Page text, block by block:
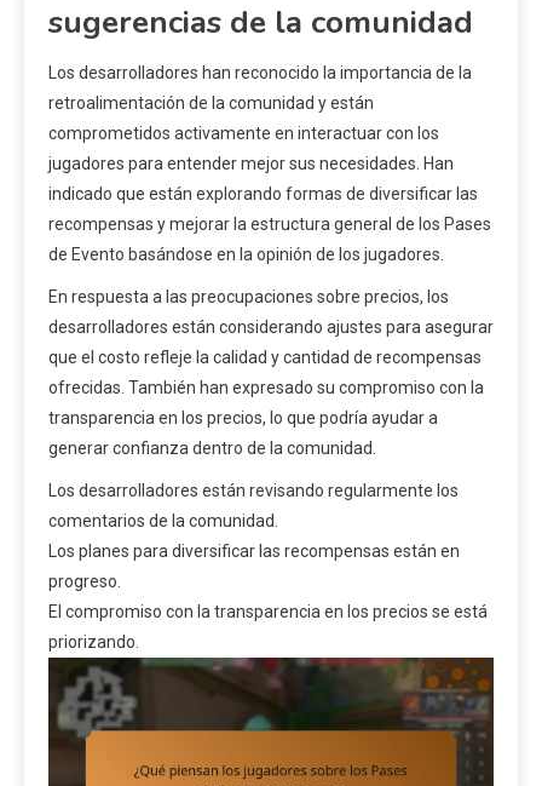
sugerencias de la comunidad
Los desarrolladores han reconocido la importancia de la
retroalimentación de la comunidad y están
comprometidos activamente en interactuar con los
jugadores para entender mejor sus necesidades. Han
indicado que están explorando formas de diversificar las
recompensas y mejorar la estructura general de los Pases
de Evento basándose en la opinión de los jugadores.
En respuesta a las preocupaciones sobre precios, los
desarrolladores están considerando ajustes para asegurar
que el costo refleje la calidad y cantidad de recompensas
ofrecidas. También han expresado su compromiso con la
transparencia en los precios, lo que podría ayudar a
generar confianza dentro de la comunidad.
Los desarrolladores están revisando regularmente los
comentarios de la comunidad.
Los planes para diversificar las recompensas están en
progreso.
El compromiso con la transparencia en los precios se está
priorizando.